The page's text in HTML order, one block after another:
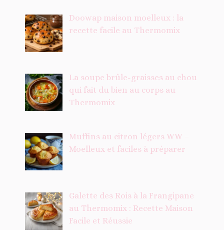
Doowap maison moelleux : la
recette facile au Thermomix
La soupe brûle-graisses au chou
qui fait du bien au corps au
Thermomix
Muffins au citron légers WW –
Moelleux et faciles à préparer
Galette des Rois à la Frangipane
au Thermomix : Recette Maison
Facile et Réussie